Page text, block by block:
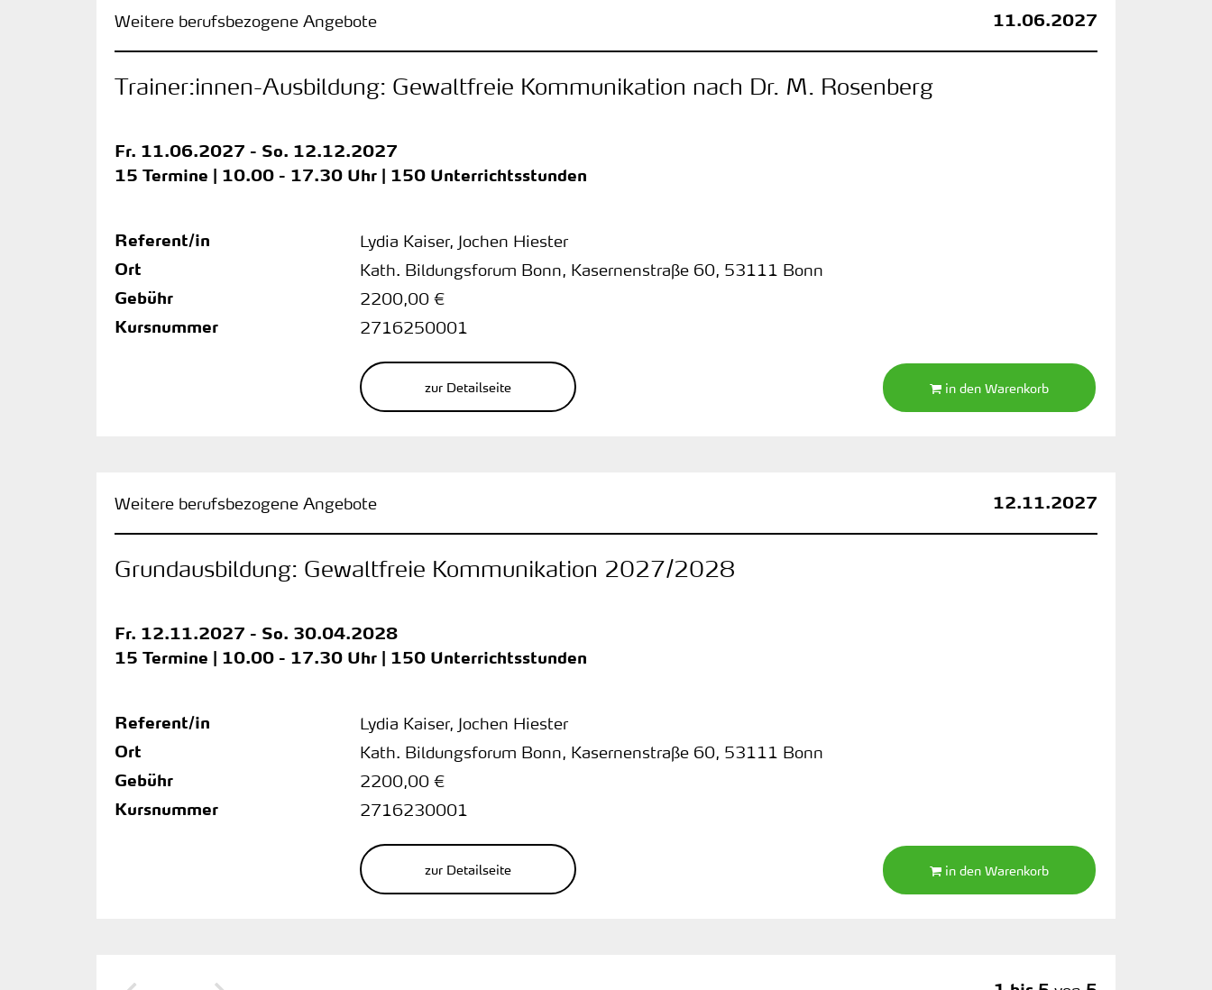
Weitere berufsbezogene Angebote 11.06.2027
Trainer:innen-Ausbildung: Gewaltfreie Kommunikation nach Dr. M. Rosenberg
Fr. 11.06.2027 - So. 12.12.2027
15 Termine | 10.00 - 17.30 Uhr | 150 Unterrichtsstunden
Referent/in Lydia Kaiser, Jochen Hiester
Ort Kath. Bildungsforum Bonn, Kasernenstraße 60, 53111 Bonn
Gebühr 2200,00 €
Kursnummer 2716250001
zur Detailseite in den Warenkorb
Weitere berufsbezogene Angebote 12.11.2027
Grundausbildung: Gewaltfreie Kommunikation 2027/2028
Fr. 12.11.2027 - So. 30.04.2028
15 Termine | 10.00 - 17.30 Uhr | 150 Unterrichtsstunden
Referent/in Lydia Kaiser, Jochen Hiester
Ort Kath. Bildungsforum Bonn, Kasernenstraße 60, 53111 Bonn
Gebühr 2200,00 €
Kursnummer 2716230001
zur Detailseite in den Warenkorb